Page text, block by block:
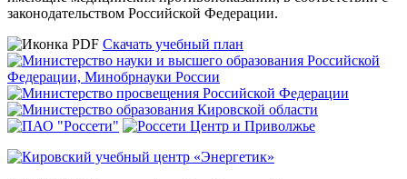
законодательством Российской Федерации.
Скачать учебный план